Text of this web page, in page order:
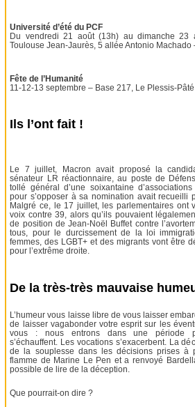
Université d’été du PCF
Du vendredi 21 août (13h) au dimanche 23
Toulouse Jean-Jaurès, 5 allée Antonio Machado
Fête de l’Humanité
11-12-13 septembre – Base 217, Le Plessis-
Ils l’ont fait !
Le 7 juillet, Macron avait proposé la
sénateur LR réactionnaire, au poste de
tollé général d’une soixantaine
pour s’opposer à sa nomination avait recueilli
Malgré ce, le 17 juillet, les parlementaires ont
voix contre 39, alors qu’ils pouvaient
de position de Jean-Noël Buffet contre
tous, pour le durcissement de la loi
femmes, des LGBT+ et des migrants vont être
pour l’extrême droite.
De la très-très mauvaise
L’humeur vous laisse libre de vous laisser
de laisser vagabonder votre esprit sur les
vous : nous entrons dans une période
s’échauffent. Les vocations s’exacerbent. La
de la souplesse dans les décisions prises à
flamme de Marine Le Pen et a renvoyé
possible de lire de la déception.
Que pourrait-on dire ?